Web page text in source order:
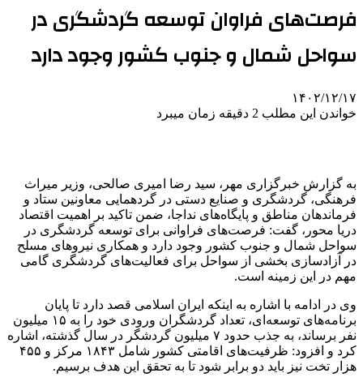
فرصت‌های فراوان توسعه گردشگری در
سواحل شمال و جنوب کشور وجود دارد
۱۴۰۲/۱۲/۱۷
خواندن این مطلب 2 دقیقه زمان میبرد
به گزارش خبرگزاری مهر، سید رضا امیری صالحی، وزیر میراث
فرهنگی، گردشگری و صنایع دستی در گردهمایی معاونین ستاد و
فرماندهان مناطق و پایگاه‌های نداجا، ضمن تاکید بر اهمیت اقتصاد
دریا محور، گفت: فرصت‌های فراوانی برای توسعه گردشگری در
سواحل شمال و جنوب کشور وجود دارد و همکاری نیروهای مسلح
در آزادسازی بخشی از سواحل برای فعالیت‌های گردشگری گامی
مهم در این زمینه است.
وی در ادامه با اشاره به اینکه ایران اسلامی قصد دارد تا پایان
برنامه‌های توسعه‌ای، تعداد گردشگران ورودی خود را به ۱۵ میلیون
نفر برساند، به جذب حدود ۷ میلیون گردشگر در سال گذشته، اشاره
کرد و افزود: ظرفیت‌های اقامتی کشور شامل ۱۸۴۳ مرکز و ۴۵۵
هزار تخت نیز باید دو برابر شود تا به تحقق این هدف برسیم.